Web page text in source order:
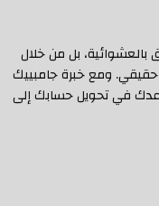
بالعشوائية، بل من خلال
حقيقي. ومع خبرة جامبييك
في تحويل حسابك إلى